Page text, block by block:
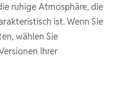
ruhige Atmosphäre, die
ist. Wenn Sie
wählen Sie
Ihrer